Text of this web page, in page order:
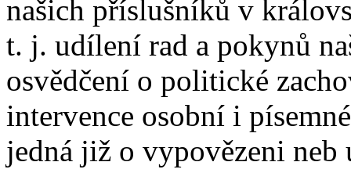
našich příslušníků v
t. j. udílení rad a pokynů
osvědčení o politické
intervence osobní i
jedná již o vypovězeni